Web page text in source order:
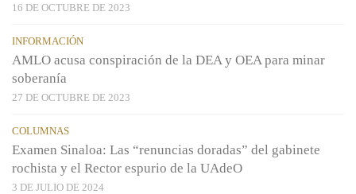
16 DE OCTUBRE DE 2023
INFORMACIÓN
AMLO acusa conspiración de la DEA y OEA para minar
soberanía
27 DE OCTUBRE DE 2023
COLUMNAS
Examen Sinaloa: Las “renuncias doradas” del gabinete
rochista y el Rector espurio de la UAdeO
3 DE JULIO DE 2024